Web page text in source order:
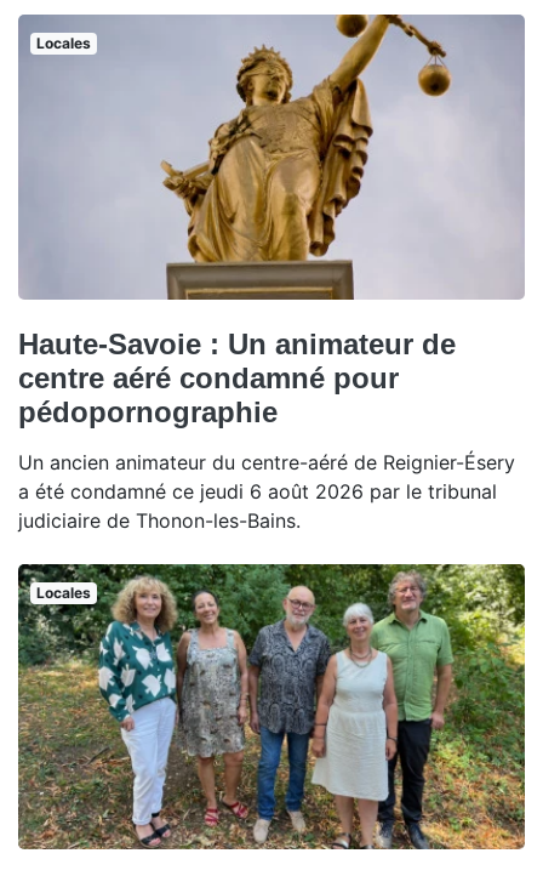
Locales
Haute-Savoie : Un animateur de
centre aéré condamné pour
pédopornographie
Un ancien animateur du centre-aéré de Reignier-Ésery
a été condamné ce jeudi 6 août 2026 par le tribunal
judiciaire de Thonon-les-Bains.
Locales